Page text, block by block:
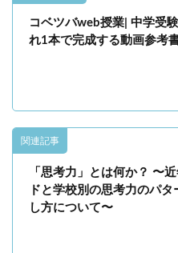
コベツバweb授業| 中学受
れ1本で完成する動画参考
関連記事
「思考力」とは何か？ 〜
ドと学校別の思考力のパタ
し方について〜